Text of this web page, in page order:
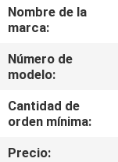
VIAJE
DE
LA
FÁBRICA
CONTROL
Nombre de la
marca:
Número de
modelo:
Cantidad de
orden mínima:
Precio: